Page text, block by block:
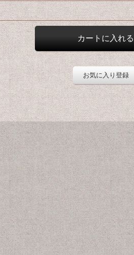
お気に入り登録